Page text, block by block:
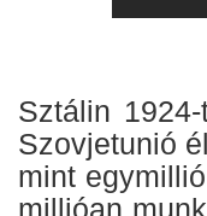
Sztálin
Szovjetunió
mint
millióan